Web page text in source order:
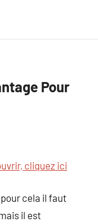
Pour
cliquez ici
pour cela il faut
il est